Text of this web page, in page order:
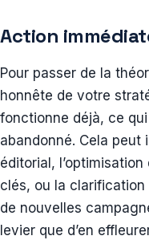
Action
Pour passer de la
honnête de votre
fonctionne déjà, ce
abandonné. Cela peut
éditorial,
clés, ou la
de nouvelles
levier que d’en